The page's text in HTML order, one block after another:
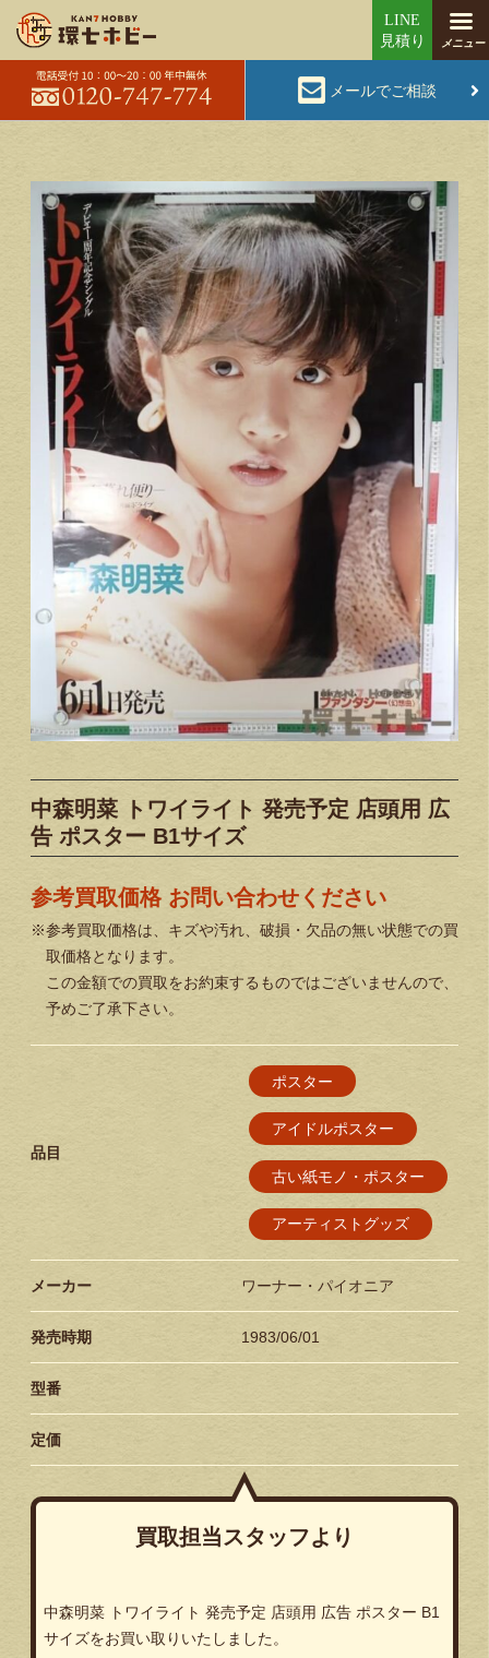
メールでご相談
中森明菜 トワイライト 発売予定 店頭用 広
告 ポスター B1サイズ
参考買取価格 お問い合わせください
※参考買取価格は、キズや汚れ、破損・欠品の無い状態での買
取価格となります。
この金額での買取をお約束するものではございませんので、
予めご了承下さい。
品目
ポスター
アイドルポスター
古い紙モノ・ポスター
アーティストグッズ
メーカー ワーナー・パイオニア
発売時期 1983/06/01
型番
定価
買取担当スタッフより
中森明菜 トワイライト 発売予定 店頭用 広告 ポスター B1
サイズをお買い取りいたしました。